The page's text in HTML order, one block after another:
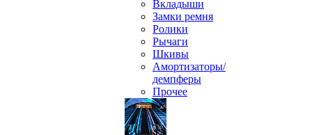
Вкладыши
Замки ремня
Ролики
Рычаги
Шкивы
Амортизаторы/
демпферы
Прочее